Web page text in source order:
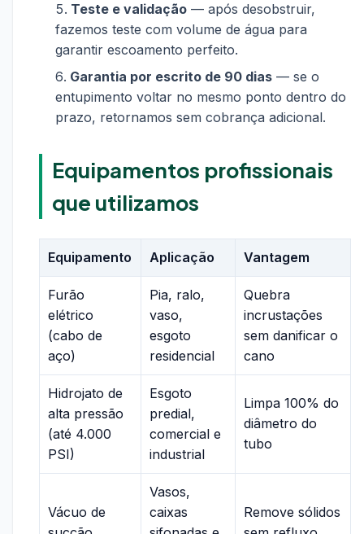
Teste e validação — após desobstruir,
fazemos teste com volume de água para
garantir escoamento perfeito.
Garantia por escrito de 90 dias — se o
entupimento voltar no mesmo ponto dentro do
prazo, retornamos sem cobrança adicional.
Equipamentos profissionais
que utilizamos
Equipamento Aplicação Vantagem
Furão
elétrico
(cabo de
aço)
Pia, ralo,
vaso,
esgoto
residencial
Quebra
incrustações
sem danificar o
cano
Hidrojato de
alta pressão
(até 4.000
PSI)
Esgoto
predial,
comercial e
industrial
Limpa 100% do
diâmetro do
tubo
Vácuo de
Vasos,
caixas
Remove sólidos